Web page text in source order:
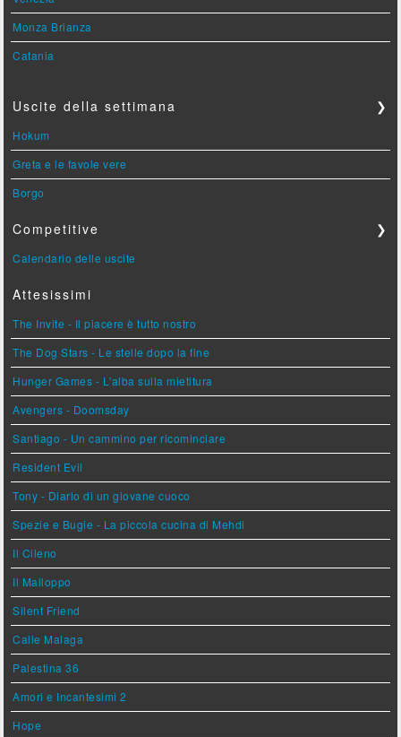
Monza Brianza
Catania
Uscite della settimana ❯
Hokum
Greta e le favole vere
Borgo
Competitive ❯
Calendario delle uscite
Attesissimi
The Invite - Il piacere è tutto nostro
The Dog Stars - Le stelle dopo la fine
Hunger Games - L'alba sulla mietitura
Avengers - Doomsday
Santiago - Un cammino per ricominciare
Resident Evil
Tony - Diario di un giovane cuoco
Spezie e Bugie - La piccola cucina di Mehdi
Il Cileno
Il Malloppo
Silent Friend
Calle Malaga
Palestina 36
Amori e Incantesimi 2
Hope